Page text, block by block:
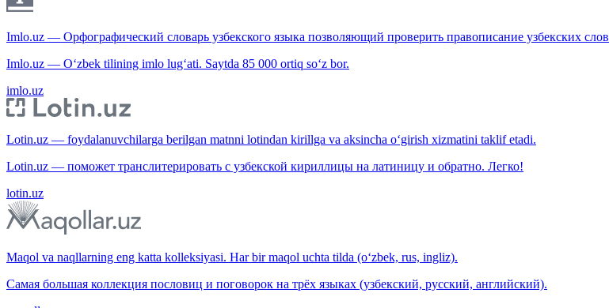
Imlo.uz — Орфографический словарь узбекского языка позволяющий проверить правописание узбекских
Imlo.uz — O‘zbek tilining imlo lug‘ati. Saytda 85 000 ortiq so‘z bor.
imlo.uz
Lotin.uz — foydalanuvchilarga berilgan matnni lotindan kirillga va aksincha o‘girish xizmatini taklif etadi.
Lotin.uz — поможет транслитерировать с узбекской кириллицы на латиницу и обратно. Легко!
lotin.uz
Maqol va naqllarning eng katta kolleksiyasi. Har bir maqol uchta tilda (o‘zbek, rus, ingliz).
Самая большая коллекция пословиц и поговорок на трёх языках (узбекский, русский, английский).